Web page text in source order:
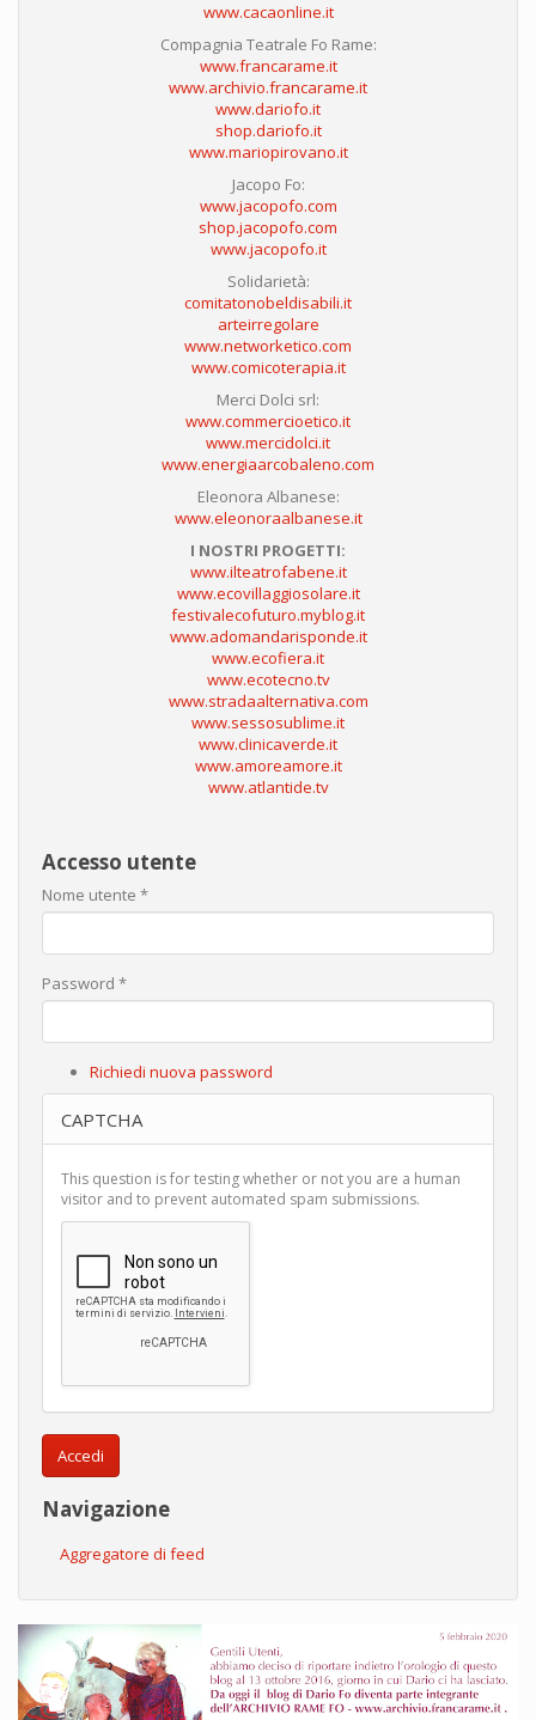
www.cacaonline.it
Compagnia Teatrale Fo Rame:
www.francarame.it
www.archivio.francarame.it
www.dariofo.it
shop.dariofo.it
www.mariopirovano.it
Jacopo Fo:
www.jacopofo.com
shop.jacopofo.com
www.jacopofo.it
Solidarietà:
comitatonobeldisabili.it
arteirregolare
www.networketico.com
www.comicoterapia.it
Merci Dolci srl:
www.commercioetico.it
www.mercidolci.it
www.energiaarcobaleno.com
Eleonora Albanese:
www.eleonoraalbanese.it
I NOSTRI PROGETTI:
www.ilteatrofabene.it
www.ecovillaggiosolare.it
festivalecofuturo.myblog.it
www.adomandarisponde.it
www.ecofiera.it
www.ecotecno.tv
www.stradaalternativa.com
www.sessosublime.it
www.clinicaverde.it
www.amoreamore.it
www.atlantide.tv
Accesso utente
Nome utente *
Password *
Richiedi nuova password
CAPTCHA
This question is for testing whether or not you are a human
visitor and to prevent automated spam submissions.
Accedi
Navigazione
Aggregatore di feed